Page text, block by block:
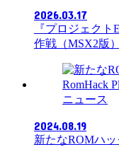
2026.03.17
『プロジェク
作戦（MSX2版
ニュース
2024.08.19
新たなROMハッ